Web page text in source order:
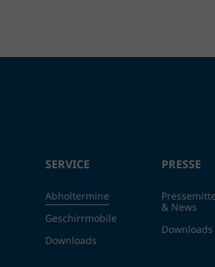
SERVICE
Abholtermine
Geschirrmobile
Downloads
PRESSE
& News
Downloads